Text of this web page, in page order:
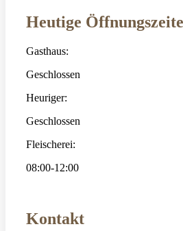
Heutige
Gasthaus:
Geschlossen
Heuriger:
Geschlossen
Fleischerei:
08:00-12:00
Kontakt